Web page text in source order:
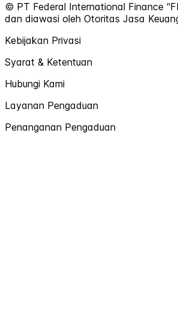
© PT Federal International Finance
dan diawasi oleh Otoritas Jasa
Kebijakan Privasi
Syarat & Ketentuan
Hubungi Kami
Layanan Pengaduan
Penanganan Pengaduan